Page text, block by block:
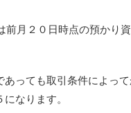
前月２０日時点の預かり
あっても取引条件によっ
なります。